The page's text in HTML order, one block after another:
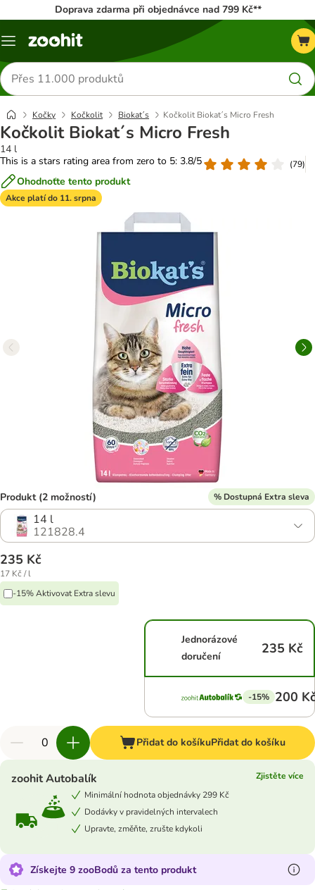
Doprava zdarma při objednávce nad 799 Kč**
Menu
Hledat
produkty
Kočky Kočkolit Biokat´s Kočkolit Biokat´s Micro Fresh
Kočkolit Biokat´s Micro Fresh
14 l
This is a stars rating area from zero to 5: 3.8/5
(79)
Ohodnoťte tento produkt
Akce platí do 11. srpna
Produkt (2 možností) % Dostupná Extra sleva
14 l
121828.4
235 Kč
17 Kč / l
-15% Aktivovat Extra slevu
Jednorázové
doručení
235 Kč
-15% 200
Přidat do košíkuPřidat do košíku
zoohit Autobalík
Zjistěte více
Minimální hodnota objednávky 299 Kč
Dodávky v pravidelných intervalech
Upravte, změňte, zrušte kdykoli
Získejte 9 zooBodů za tento produkt